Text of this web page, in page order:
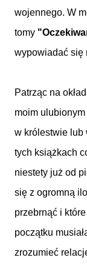
wojennego. W
tomy
wypowiadać się
Patrząc na
moim
w królestwie lub
tych książkach
niestety już od
się z ogromną
przebrnąć i
początku
zrozumieć